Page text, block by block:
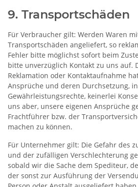
9. Transportschäden
Für Verbraucher gilt: Werden Waren
Transportschäden angeliefert, so
Fehler bitte möglichst sofort beim
bitte unverzüglich Kontakt zu uns auf.
Reklamation oder Kontaktaufnahme
Ansprüche und deren Durchsetzung,
Gewährleistungsrechte, keinerlei
uns aber, unsere eigenen Ansprüche
Frachtführer bzw. der
machen zu können.
Für Unternehmer gilt: Die Gefahr des
und der zufälligen Verschlechterung
sobald wir die Sache dem Spediteur,
der sonst zur Ausführung der